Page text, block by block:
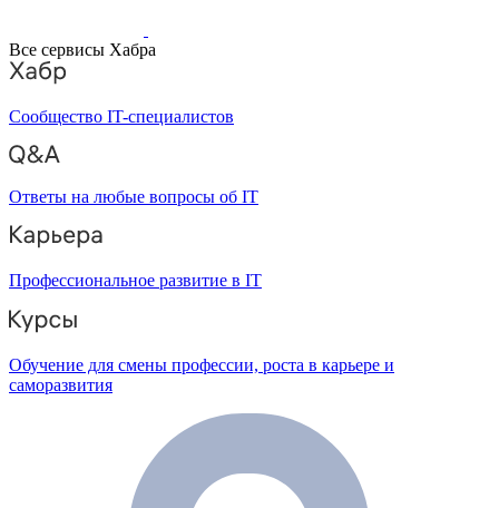
Все сервисы Хабра
Сообщество IT-специалистов
Ответы на любые вопросы об IT
Профессиональное развитие в IT
Обучение для смены профессии, роста в карьере и
саморазвития